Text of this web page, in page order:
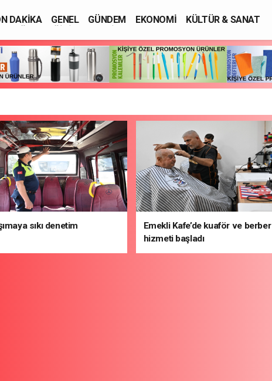
DAKİKA GENEL GÜNDEM EKONOMİ
KÜLTÜR & SANAT
sıkı denetim
Emekli Kafe’de kuaför ve berber
hizmeti başladı